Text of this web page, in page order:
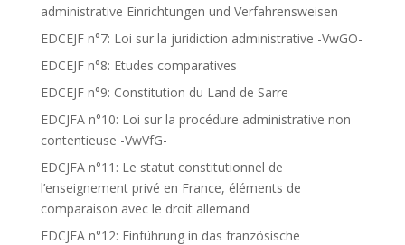
administrative Einrichtungen und Verfahrensweisen
EDCEJF n°7: Loi sur la juridiction administrative -VwGO-
EDCEJF n°8: Etudes comparatives
EDCEJF n°9: Constitution du Land de Sarre
EDCJFA n°10: Loi sur la procédure administrative non
contentieuse -VwVfG-
EDCJFA n°11: Le statut constitutionnel de
l’enseignement privé en France, éléments de
comparaison avec le droit allemand
EDCJFA n°12: Einführung in das französische